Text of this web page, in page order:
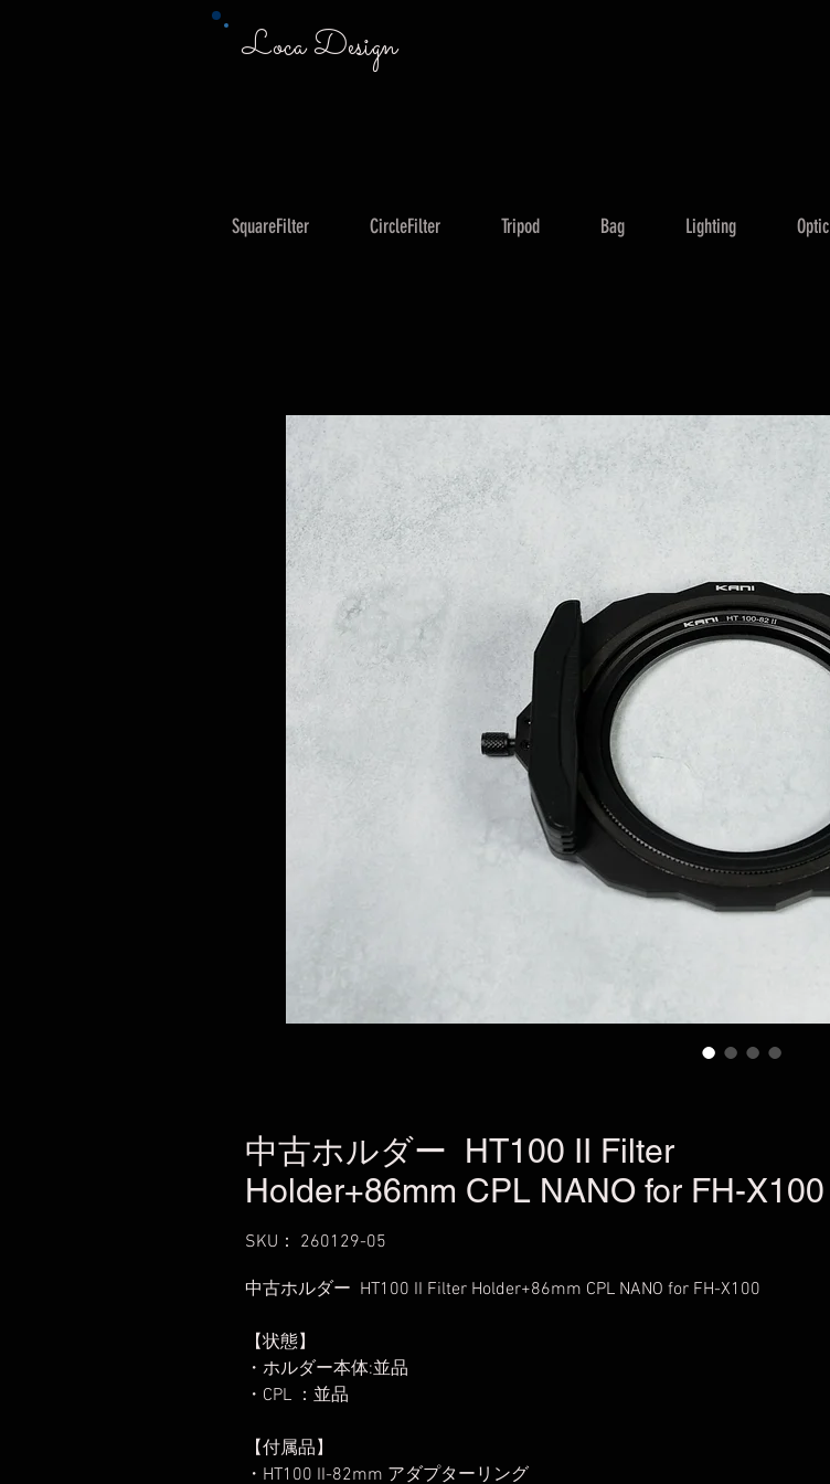
Loca Design
SquareFilter CircleFilter Tripod Bag Lighting Optic
中古ホルダー HT100 II Filter
Holder+86mm CPL NANO for FH-X100
SKU： 260129-05
中古ホルダー HT100 II Filter Holder+86mm CPL NANO for FH-X100
【状態】
・ホルダー本体:並品
・CPL ：並品
【付属品】
・HT100 II-82mm アダプターリング